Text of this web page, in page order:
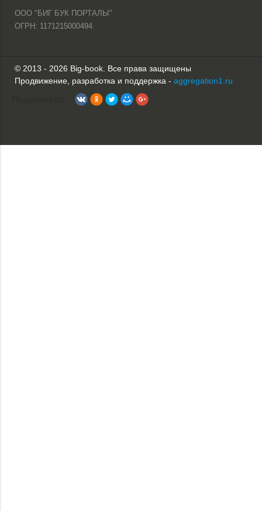
ООО "БИГ БУК ПОРТАЛЫ"
ОГРН: 1171215000494
© 2013 - 2026 Big-book. Все права защищены
Продвижение, разработка и поддержка - aggregation1.ru